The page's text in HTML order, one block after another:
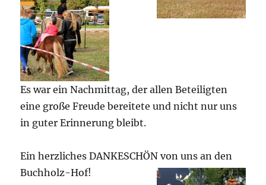
Es war ein Nachmittag, der allen Beteiligten
eine große Freude bereitete und nicht nur uns
in guter Erinnerung bleibt.
Ein herzliches DANKESCHÖN von uns an den
Buchholz-Hof!